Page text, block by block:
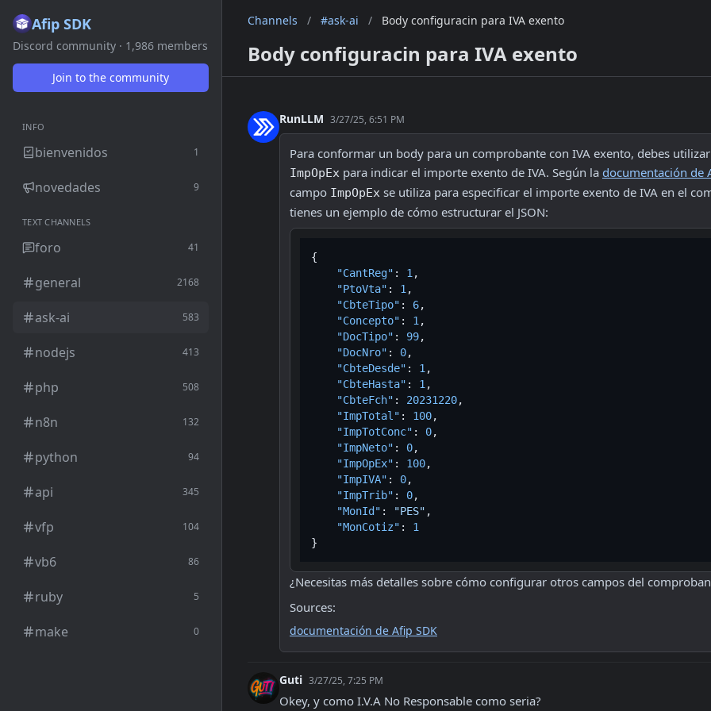
Afip SDK
Discord community · 1,986 members
Join to the community
INFO
bienvenidos 1
novedades 9
TEXT CHANNELS
foro 41
general 2168
ask-ai 583
nodejs 413
php 508
n8n 132
python 94
api 345
vfp 104
vb6 86
ruby 5
make 0
Channels / #ask-ai / Body configuracin para IVA exento
Body configuracin para IVA exento
RunLLM 3/27/25, 6:51 PM
ImpOpEx para indicar el importe exento de IVA. Según la documentación de
campo ImpOpEx se utiliza para especificar el importe exento de IVA en el
tienes un ejemplo de cómo estructurar el JSON:
{
"CantReg" : 1 ,
"PtoVta" : 1 ,
"CbteTipo" : 6,
"Concepto" : 1 ,
"DocTipo" : 99,
"DocNro" : 0,
"CbteDesde" : 1 ,
"CbteHasta" : 1 ,
"CbteFch" : 20231220,
"ImpTotal" : 100,
"ImpTotConc" : 0,
"ImpNeto" : 0,
"ImpOpEx" : 100,
"ImpIVA" : 0,
"ImpTrib" : 0,
"MonId" : "PES" ,
"MonCotiz" :
1
}
¿Necesitas más detalles sobre cómo configurar otros campos del
Sources:
documentación de Afip SDK
Guti 3/27/25, 7:25 PM
Okey, y como I.V.A No Responsable como seria?